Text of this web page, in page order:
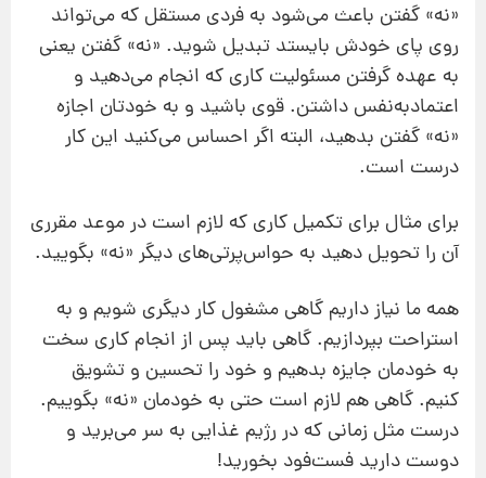
«نه» گفتن باعث می‌شود به فردی مستقل که می‌تواند
روی پای خودش بایستد تبدیل شوید. «نه» گفتن یعنی
به عهده گرفتن مسئولیت کاری که انجام می‌دهید و
اعتمادبه‌نفس داشتن. قوی باشید و به خودتان اجازه‌
«نه» گفتن بدهید، البته اگر احساس می‌کنید این کار
درست است.
برای مثال برای تکمیل کاری که لازم است در موعد مقرری
آن را تحویل دهید به حواس‌پرتی‌های دیگر «نه» بگویید.
همه‌ ما نیاز داریم گاهی مشغول کار دیگری شویم و به
استراحت بپردازیم. گاهی باید پس از انجام کاری سخت
به خودمان جایزه بدهیم و خود را تحسین و تشویق
کنیم. گاهی هم لازم است حتی به خودمان «نه» بگوییم.
درست مثل زمانی که در رژیم غذایی به سر می‌برید و
دوست دارید فست‌فود بخورید!